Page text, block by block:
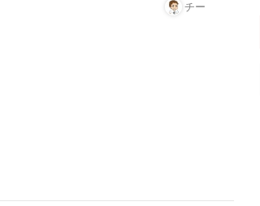
チー